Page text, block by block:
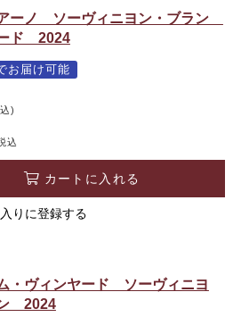
ーノ ソーヴィニヨン・ブラン
ド 2024
お届け可能
)
込
カートに入れる
りに登録する
・ヴィンヤード ソーヴィニヨ
2024